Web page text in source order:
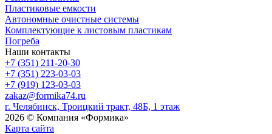
Пластиковые емкости
Автономные очистные системы
Комплектующие к листовым пластикам
Погреба
Наши контакты
+7 (351) 211-20-30
+7 (351) 223-03-03
+7 (919) 123-03-03
zakaz@formika74.ru
г. Челябинск, Троицкий тракт, 48Б, 1 этаж
2026 © Компания «Формика»
Карта сайта